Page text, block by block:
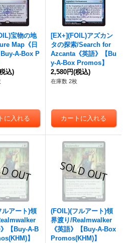
宝物の地
Map《日
A-Box P
込)
[EX+](FOIL)アズカン
タの探索/Search for
Azcanta《英語》【Bu
y-A-Box Promos】
2,580円(税込)
在庫数 2枚
ルアート)領
》【Buy-A-B
】
(FOIL)(フルアート)領
界渡り/Realmwalker
《英語》【Buy-A-Box
Promos(KHM)】